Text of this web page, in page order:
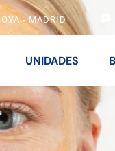
- MADRID
UNIDADES